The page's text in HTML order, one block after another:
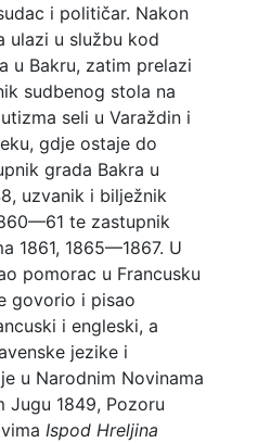
i političar. Nakon
ulazi u službu kod
u Bakru, zatim prelazi
sudbenog stola na
seli u Varaždin i
gdje ostaje do
grada Bakra u
uzvanik i bilježnik
te zastupnik
1861, 1865—1867. U
pomorac u Francusku
govorio i pisao
i engleski, a
jezike i
u Narodnim Novinama
Jugu 1849, Pozoru
Ispod Hreljina